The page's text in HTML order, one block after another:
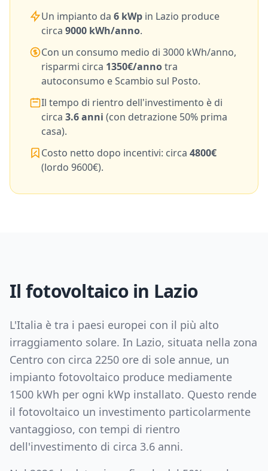
Un impianto da 6 kWp in Lazio produce
circa 9000 kWh/anno.
Con un consumo medio di 3000 kWh/anno,
risparmi circa 1350€/annotra
autoconsumo e Scambio sul Posto.
Il tempo di rientro dell'investimento è di
circa 3.6anni (con detrazione 50% prima
casa).
Costo netto dopo incentivi: circa 4800€
(lordo 9600€).
Il fotovoltaico in Lazio
L'Italia è tra i paesi europei con il più alto
irraggiamento solare. In Lazio, situata nella zona
Centro con circa 2250 ore di sole annue, un
impianto fotovoltaico produce mediamente
1500 kWh per ogni kWp installato. Questo rende
il fotovoltaico un investimento particolarmente
vantaggioso, con tempi di rientro
dell'investimento di circa 3.6 anni.